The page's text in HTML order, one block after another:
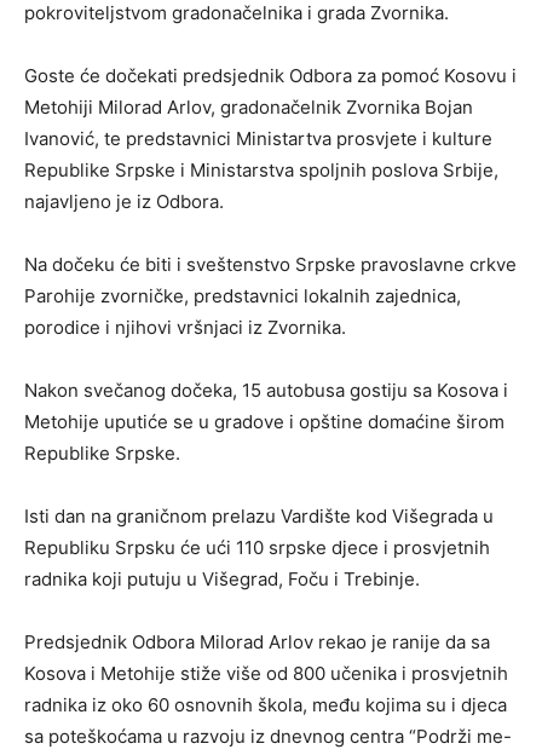
pokroviteljstvom gradonačelnika i grada Zvornika.
Goste će dočekati predsjednik Odbora za pomoć Kosovu i
Metohiji Milorad Arlov, gradonačelnik Zvornika Bojan
Ivanović, te predstavnici Ministartva prosvjete i kulture
Republike Srpske i Ministarstva spoljnih poslova Srbije,
najavljeno je iz Odbora.
Na dočeku će biti i sveštenstvo Srpske pravoslavne crkve
Parohije zvorničke, predstavnici lokalnih zajednica,
porodice i njihovi vršnjaci iz Zvornika.
Nakon svečanog dočeka, 15 autobusa gostiju sa Kosova i
Metohije uputiće se u gradove i opštine domaćine širom
Republike Srpske.
Isti dan na graničnom prelazu Vardište kod Višegrada u
Republiku Srpsku će ući 110 srpske djece i prosvjetnih
radnika koji putuju u Višegrad, Foču i Trebinje.
Predsjednik Odbora Milorad Arlov rekao je ranije da sa
Kosova i Metohije stiže više od 800 učenika i prosvjetnih
radnika iz oko 60 osnovnih škola, među kojima su i djeca
sa poteškoćama u razvoju iz dnevnog centra “Podrži me-